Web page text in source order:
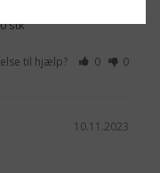
stk
til hjælp? 0 0
10.11.2023